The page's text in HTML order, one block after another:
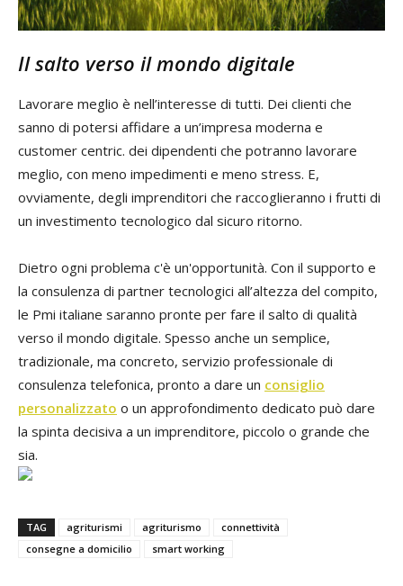
Il salto verso il mondo digitale
Lavorare meglio è nell’interesse di tutti. Dei clienti che
sanno di potersi affidare a un’impresa moderna e
customer centric. dei dipendenti che potranno lavorare
meglio, con meno impedimenti e meno stress. E,
ovviamente, degli imprenditori che raccoglieranno i frutti di
un investimento tecnologico dal sicuro ritorno.
Dietro ogni problema c'è un'opportunità. Con il supporto e
la consulenza di partner tecnologici all’altezza del compito,
le Pmi italiane saranno pronte per fare il salto di qualità
verso il mondo digitale. Spesso anche un semplice,
tradizionale, ma concreto, servizio professionale di
consulenza telefonica, pronto a dare un consiglio
personalizzato o un approfondimento dedicato può dare
la spinta decisiva a un imprenditore, piccolo o grande che
sia.
TAG agriturismi agriturismo
connettività
consegne a domicilio
smart working